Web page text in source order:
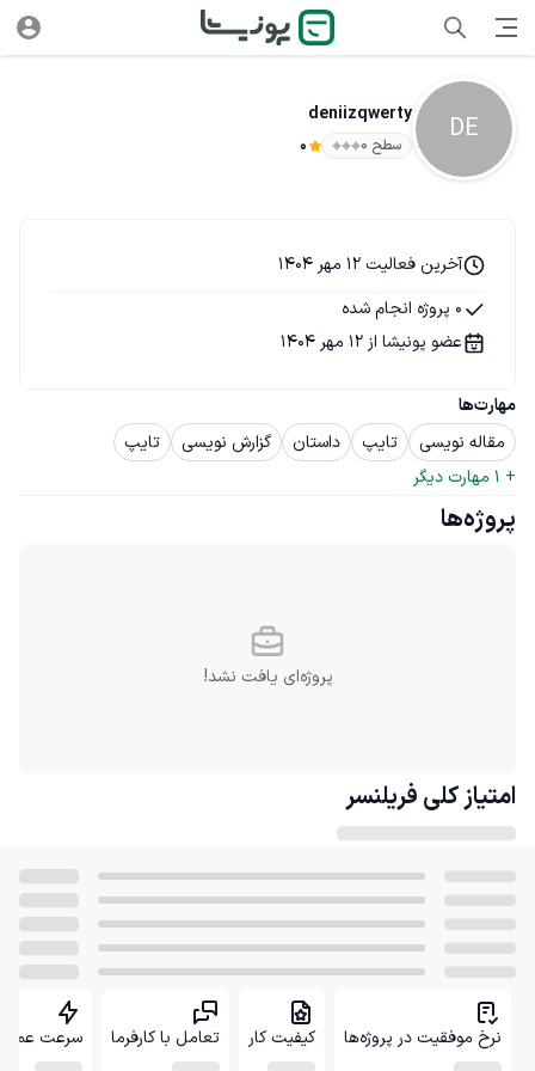
DE
deniizqwerty
سطح ۰ 0
مهارت‌ها
مقاله نویسی
تایپ داستان گزارش نویسی
تایپ
+
1 مهارت دیگر
آخرین فعالیت 12 مهر 1404
0 پروژه انجام شده
عضو پونیشا از 12 مهر 1404
پروژه‌ها
پروژه‌ای یافت نشد!
امتیاز کلی فریلنسر
نرخ موفقیت در پروژه‌ها کیفیت کار تعامل با کارفرما سرعت عمل